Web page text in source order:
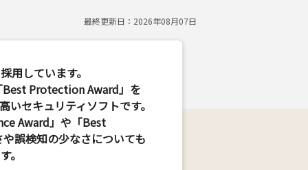
最終更新日： 2026年08月07日
用しています。
Best Protection Award」を
いセキュリティソフトです。
Award」や「Best
誤検知の少なさについても
。